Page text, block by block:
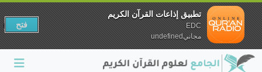
تطبيق إذاعات القرآن الكريم
EDC
مجانيundefined
فتح